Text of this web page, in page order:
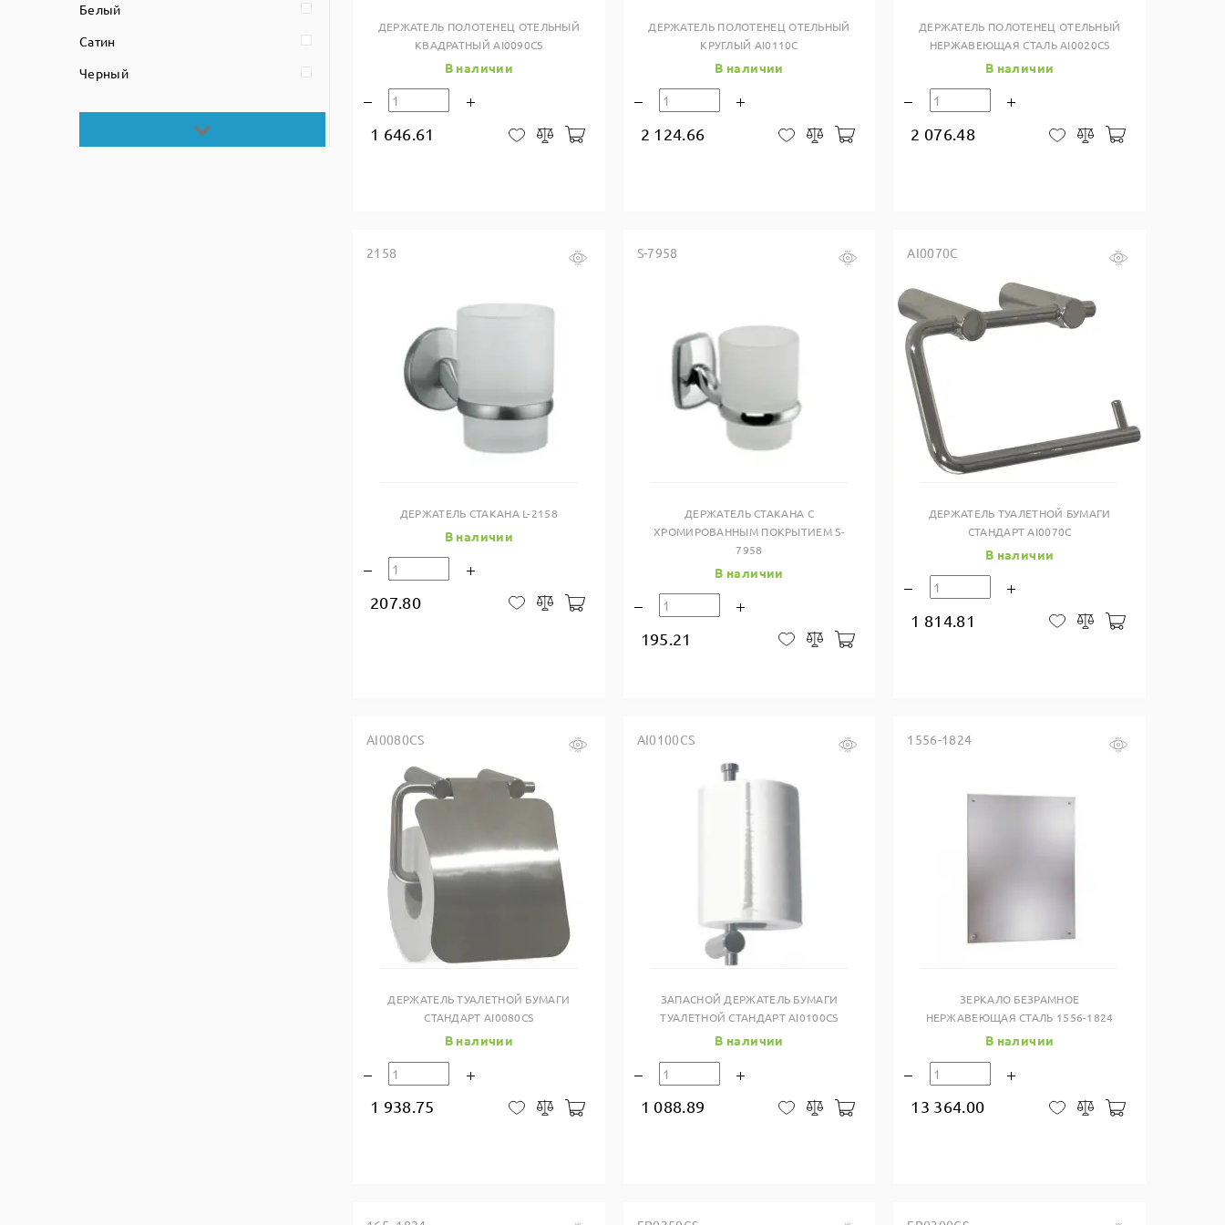
Белый
Сатин
Черный
ДЕРЖАТЕЛЬ ПОЛОТЕНЕЦ ОТЕЛЬНЫЙ
КВАДРАТНЫЙ AI0090CS
В наличии
1 646.61 В закладки
СравнитьВ корзину
ДЕРЖАТЕЛЬ ПОЛОТЕНЕЦ ОТЕЛЬНЫЙ
КРУГЛЫЙ AI0110C
В наличии
2 124.66 В закладки
СравнитьВ корзину
ДЕРЖАТЕЛЬ ПОЛОТЕНЕЦ ОТЕЛЬНЫЙ
НЕРЖАВЕЮЩАЯ СТАЛЬ AI0020CS
В наличии
2 076.48 В закладки
Сравнить
2158
Купить в один клик
ДЕРЖАТЕЛЬ СТАКАНА L-2158
В наличии
207.80 В закладки
Сравнить
S-7958
Купить в один клик
ДЕРЖАТЕЛЬ СТАКАНА С
ХРОМИРОВАННЫМ ПОКРЫТИЕМ S-
7958
В наличии
195.21 В закладки
Сравнить
AI0070C
Купить в один клик
ДЕРЖАТЕЛЬ ТУАЛЕТНОЙ БУМАГИ
СТАНДАРТ AI0070C
В наличии
1 814.81 В закладки
Сравнить
AI0080CS
Купить в один клик
ДЕРЖАТЕЛЬ ТУАЛЕТНОЙ БУМАГИ
СТАНДАРТ AI0080CS
В наличии
1 938.75 В закладки
СравнитьВ корзину
AI0100CS
Купить в один клик
ЗАПАСНОЙ ДЕРЖАТЕЛЬ БУМАГИ
ТУАЛЕТНОЙ СТАНДАРТ AI0100CS
В наличии
1 088.89 В закладки
СравнитьВ корзину
1556-1824
Купить в один клик
ЗЕРКАЛО БЕЗРАМНОЕ
НЕРЖАВЕЮЩАЯ СТАЛЬ 1556-1824
В наличии
13 364.00 В закладки
Сравнить